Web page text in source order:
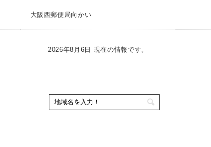
大阪西郵便局向かい
2026年8月6日 現在の情報です。